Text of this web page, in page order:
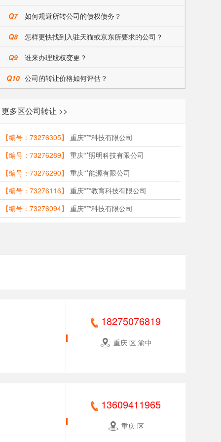
Q7 如何规避所转公司的债权债务？
Q8 怎样更快找到入驻天猫或京东所要求的公司？
Q9 谁来办理股权变更？
Q10 公司的转让价格如何评估？
更多区公司转让 >>
【编号：73276305】 重庆***科技有限公司
【编号：73276289】 重庆**照明科技有限公司
【编号：73276290】 重庆**能源有限公司
【编号：73276116】 重庆***教育科技有限公司
【编号：73276094】 重庆***科技有限公司
18275076819
重庆 区 渝中
13609411965
重庆 区